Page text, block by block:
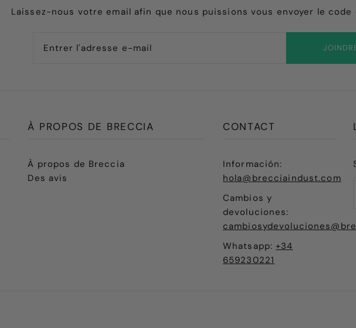
Laissez-nous votre email afin que nous puissions vous envoyer le
À PROPOS DE BRECCIA
À propos de Breccia
Des avis
CONTACT
Información:
hola@brecciaindust.com
Cambios y
devoluciones:
Whatsapp:+34
659230221